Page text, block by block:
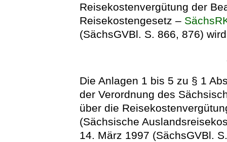
Reisekostenvergütung der
Reisekostengesetz –
(SächsGVBl. S. 866, 876)
Die Anlagen 1 bis 5 zu § 1
der Verordnung des
über die
(Sächsische
14. März 1997 (SächsGVBl.